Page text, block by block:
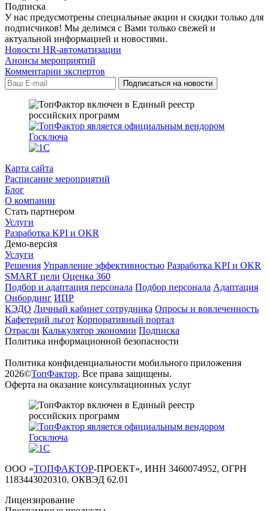
Подписка
У нас предусмотрены специальные акции и скидки только для
подписчиков! Мы делимся с Вами только свежей и
актуальной информацией и новостями.
Новости HR-автоматизации
Анонсы мероприятий
Комментарии экспертов
Карта сайта
Расписание мероприятий
Блог
О компании
Стать партнером
Услуги
Разработка KPI и OKR
Демо-версия
Услуги
Решения Управление эффективностью Разработка KPI и OKR
SMART цели Оценка 360
Подбор и адаптация персонала Подбор персонала Адаптация
Онбординг ИПР
КЭДО Личный кабинет сотрудника Опросы и вовлеченность
Кафетерий льгот Корпоративный портал
Отрасли Калькулятор экономии Подписка
Политика информационной безопасности
Политика конфиденциальности мобильного приложения
2026©ТопФактор. Все права защищены.
Оферта на оказание консультационных услуг
ООО «ТОПФАКТОР-ПРОЕКТ», ИНН 3460074952, ОГРН
1183443020310. ОКВЭД 62.01
Лицензирование